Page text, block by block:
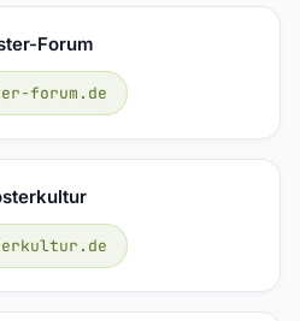
Forum
forum.de